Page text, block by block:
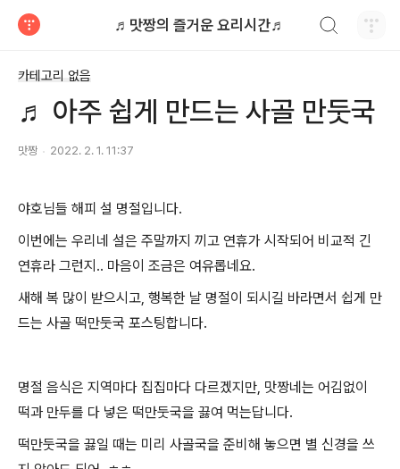
♬맛짱의 즐거운 요리시간♬
카테고리 없음
♬ 아주 쉽게 만드는 사골 만둣국
맛짱 2022. 2. 1. 11:37
야호님들 해피 설 명절입니다.
이번에는 우리네 설은 주말까지 끼고 연휴가 시작되어 비교적 긴
연휴라 그런지.. 마음이 조금은 여유롭네요.
새해 복 많이 받으시고, 행복한 날 명절이 되시길 바라면서 쉽게 만
드는 사골 떡만둣국 포스팅합니다.
명절 음식은 지역마다 집집마다 다르겠지만, 맛짱네는 어김없이
떡과 만두를 다 넣은 떡만둣국을 끓여 먹는답니다.
떡만둣국을 끓일 때는 미리 사골국을 준비해 놓으면 별 신경을 쓰